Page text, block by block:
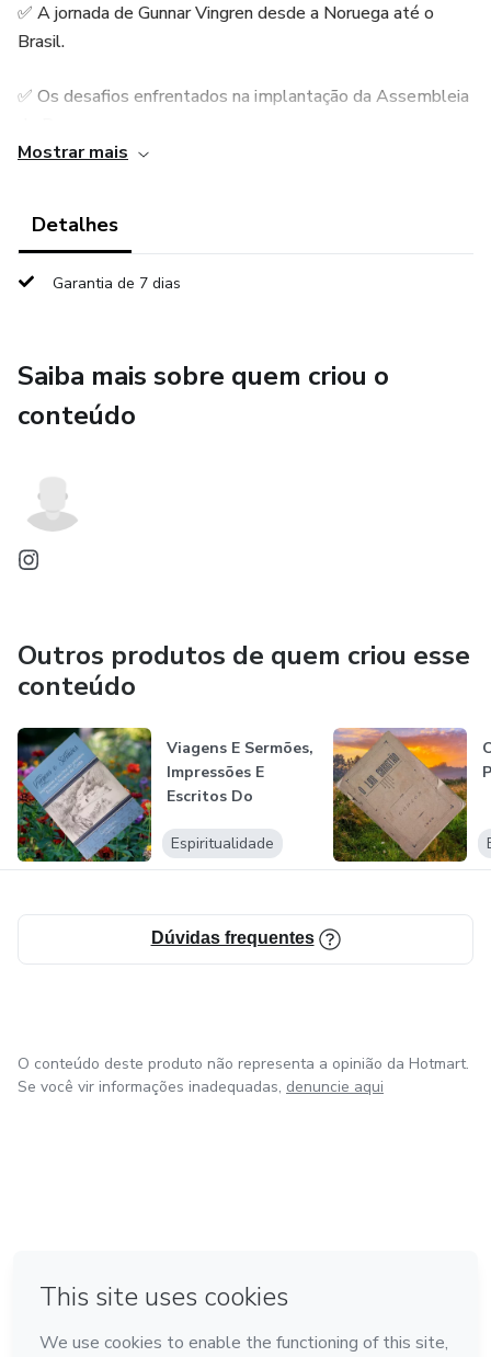
✅ A jornada de Gunnar Vingren desde a Noruega até o
Brasil.
✅ Os desafios enfrentados na implantação da Assembleia
suas primeiras congregações.
Mostrar mais
Detalhes
Garantia de 7 dias
Saiba mais sobre quem criou o
conteúdo
Outros produtos de quem criou esse
conteúdo
Viagens E Sermões,
Impressões E
Escritos Do
Espiritualidade
Dúvidas frequentes
O conteúdo deste produto não representa a opinião da Hotmart.
Se você vir informações inadequadas, denuncie aqui
Feito com ❤ em Bogotá